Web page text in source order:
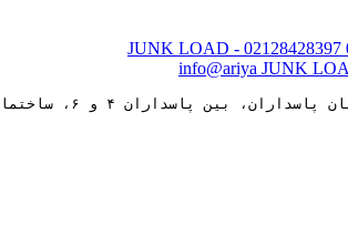
JUNK LOAD - 02128428397
info@ariya JUNK
بین پاسداران ۴ و ۶، ساختمان ۸۸